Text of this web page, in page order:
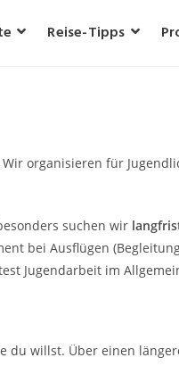
Reise-Tipps
organisieren für
suchen wir
bei Ausflügen
Jugendarbeit im
du willst. Über einen